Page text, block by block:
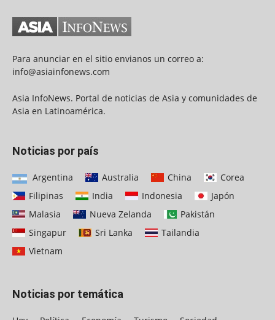
Para anunciar en el sitio envianos un correo a:
info@asiainfonews.com
Asia InfoNews. Portal de noticias de Asia y comunidades de
Asia en Latinoamérica.
Noticias por país
Argentina Australia China
Corea
Filipinas
India Indonesia
Japón
Malasia
Nueva Zelanda
Pakistán
Singapur
Sri Lanka
Tailandia
Vietnam
Noticias por temática